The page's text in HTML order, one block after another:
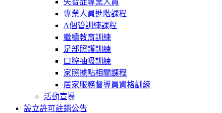
專業人員進階課程
A個管訓練課程
繼續教育訓練
足部照護訓練
口腔抽吸訓練
家照據點相關課程
居家服務督導員資格訓練
活動宣導
設立許可註銷公告